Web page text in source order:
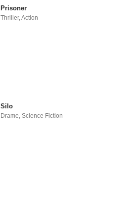
Prisoner
Thriller,Action
Silo
Drame ,Science Fiction